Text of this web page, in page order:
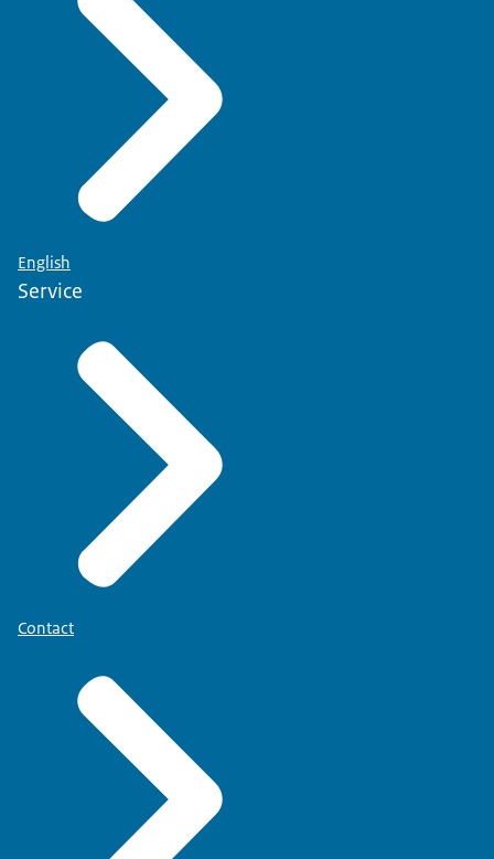
English
Service
Contact